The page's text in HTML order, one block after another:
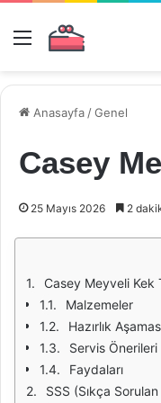
Menü
Anasayfa /Genel
Casey
25 Mayıs 2026 2
Casey Meyveli Kek
Malzemeler
Hazırlık
Servis Önerileri
Faydaları
SSS (Sıkça